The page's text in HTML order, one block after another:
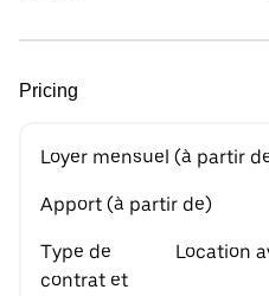
Pricing
Loyer mensuel (à partir
Apport (à partir de)
Type de
contrat et
Location